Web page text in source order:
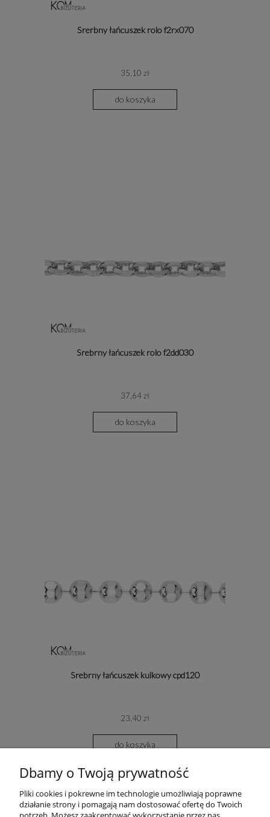
Srerbny łańcuszek rolo f2rx070
35,10 zł
do koszyka
Srebrny łańcuszek rolo f2dd030
37,64 zł
do koszyka
Srebrny łańcuszek kulkowy cpd120
23,40 zł
do koszyka
Dbamy o Twoją prywatność
Pliki cookies i pokrewne im technologie umożliwiają poprawne
działanie strony i pomagają nam dostosować ofertę do Twoich